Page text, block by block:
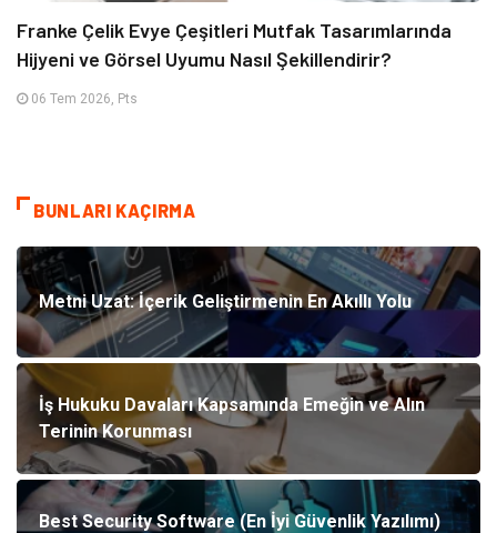
Franke Çelik Evye Çeşitleri Mutfak Tasarımlarında
Hijyeni ve Görsel Uyumu Nasıl Şekillendirir?
06 Tem 2026, Pts
BUNLARI KAÇIRMA
Metni Uzat: İçerik Geliştirmenin En Akıllı Yolu
İş Hukuku Davaları Kapsamında Emeğin ve Alın
Terinin Korunması
Best Security Software (En İyi Güvenlik Yazılımı)